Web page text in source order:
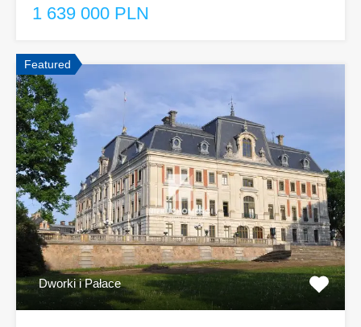
1 639 000 PLN
Featured
Dworki i Pałace